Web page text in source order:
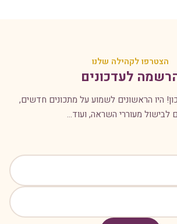
הצטרפו לקהילה שלנו
לעדכונים
היו הראשונים לשמוע על מתכונים חדשים,
לבישול מעוררי השראה, ועוד...